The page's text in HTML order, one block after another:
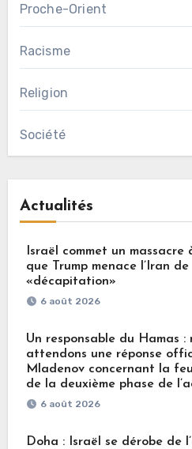
Proche-Orient
Racisme
Religion
Société
Actualités
Israël commet un massacre
que Trump menace l’Iran de
«décapitation»
6 août 2026
Un responsable du Hamas :
attendons une réponse
Mladenov concernant la
de la deuxième phase de
6 août 2026
Doha : Israël se dérobe de